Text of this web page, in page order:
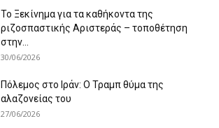
Το Ξεκίνημα για τα καθήκοντα της
ριζοσπαστικής Αριστεράς – τοποθέτηση
στην...
30/06/2026
Πόλεμος στο Ιράν: Ο Τραμπ θύμα της
αλαζονείας του
27/06/2026